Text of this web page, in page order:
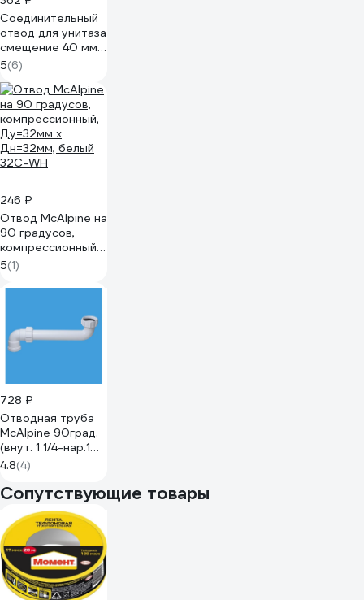
Соединительный
отвод для унитаза
смещение 40 мм
Unicorn T50
5(6)
246 ₽
Отвод McAlpine на
90 градусов,
компрессионный,
Ду=32мм х
Дн=32мм, белый
32C-WH
5(1)
728 ₽
Отводная труба
McAlpine 90град.
(внут. 1 1/4-нар.1
1/4) длина 232 мм
HC13-32
4.8(4)
Сопутствующие товары